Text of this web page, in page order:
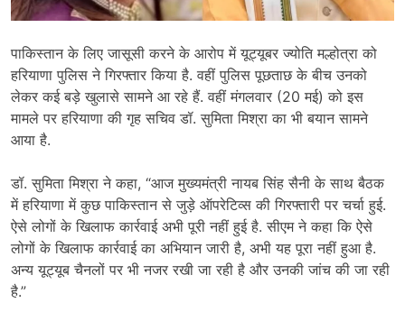
पाकिस्तान के लिए जासूसी करने के आरोप में यूट्यूबर ज्योति मल्होत्रा को
हरियाणा पुलिस ने गिरफ्तार किया है. वहीं पुलिस पूछताछ के बीच उनको
लेकर कई बड़े खुलासे सामने आ रहे हैं. वहीं मंगलवार (20 मई) को इस
मामले पर हरियाणा की गृह सचिव डॉ. सुमिता मिश्रा का भी बयान सामने
आया है.
डॉ. सुमिता मिश्रा ने कहा, “आज मुख्यमंत्री नायब सिंह सैनी के साथ बैठक
में हरियाणा में कुछ पाकिस्तान से जुड़े ऑपरेटिव्स की गिरफ्तारी पर चर्चा हुई.
ऐसे लोगों के खिलाफ कार्रवाई अभी पूरी नहीं हुई है. सीएम ने कहा कि ऐसे
लोगों के खिलाफ कार्रवाई का अभियान जारी है, अभी यह पूरा नहीं हुआ है.
अन्य यूट्यूब चैनलों पर भी नजर रखी जा रही है और उनकी जांच की जा रही
है.”